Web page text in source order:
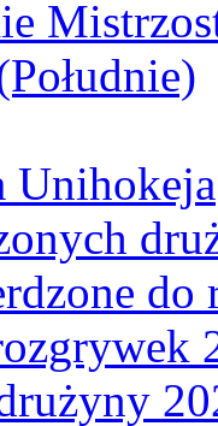
Unihokeja
do